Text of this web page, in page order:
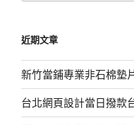
字:
近期文章
新竹當鋪專業非石棉墊
台北網頁設計當日撥款